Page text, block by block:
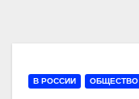
В РОССИИ ОБЩЕСТВО